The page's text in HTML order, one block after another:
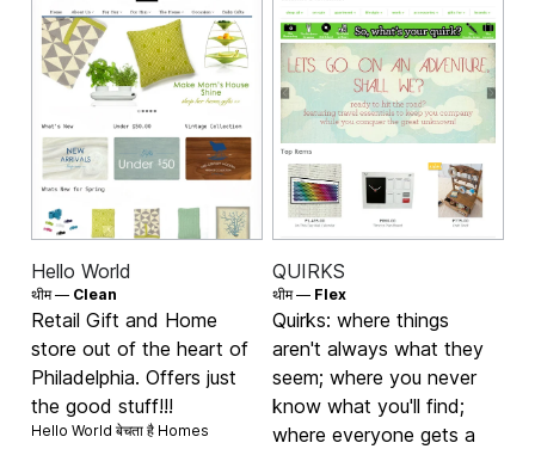
Hello World
थीम — Clean
Retail Gift and Home
store out of the heart of
Philadelphia. Offers just
the good stuff!!!
Hello World बेचता है Homes
QUIRKS
थीम — Flex
Quirks: where things
aren't always what they
seem; where you never
know what you'll find;
where everyone gets a